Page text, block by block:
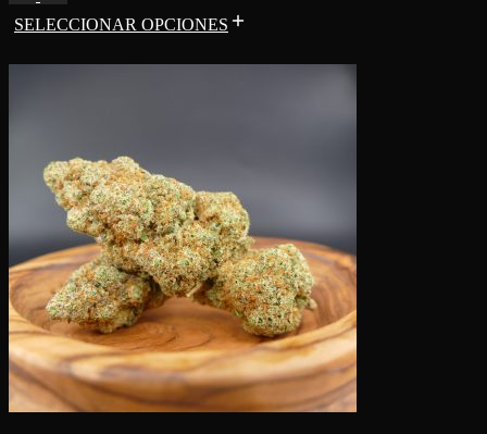
SELECCIONAR OPCIONES